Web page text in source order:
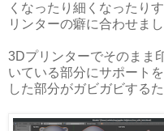
くなったり細くなったり
リンターの癖に合わせまし
3Dプリンターでそのまま
いている部分にサポート
した部分がガビガビする